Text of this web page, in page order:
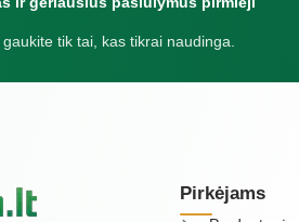
tik tai, kas tikrai naudinga.
Pirkėjams